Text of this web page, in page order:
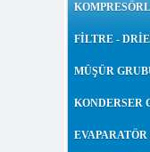
FİLTRE -
MÜŞÜR
KONDERSER